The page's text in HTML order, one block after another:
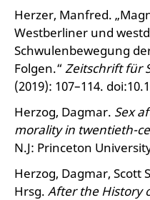
Herzer, Manfred.
Westberliner und
Schwulenbewegung
Folgen.“ Zeitschrift für
(2019): 107–114.
Herzog, Dagmar. Sex
morality in twentieth-
N.J: Princeton
Herzog, Dagmar, Scott
Hrsg. After the History